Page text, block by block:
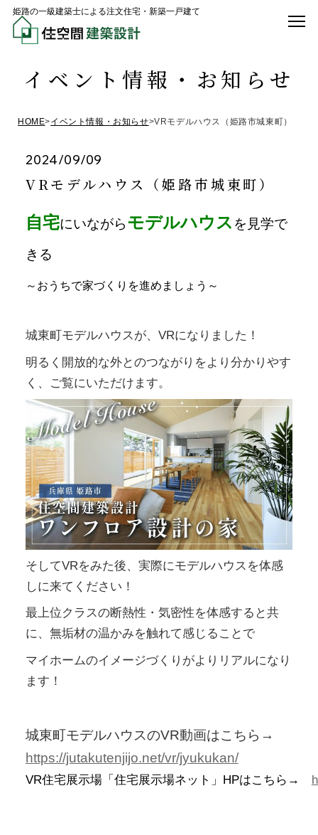
姫路の一級建築士による注文住宅・新築一戸建て
イベント情報・お知らせ
HOME>イベント情報・お知らせ>VRモデルハウス（姫路市城東町）
2024/09/09
VRモデルハウス（姫路市城東町）
自宅にいながらモデルハウス を見学で
きる
～ おうちで家づくりを進めましょう～
城東町モデルハウスが、VRになりました！
明るく開放的な外とのつながりをより分かりやす
く、ご覧にいただけます。
そしてVRをみた後、実際にモデルハウスを体感
しに来てください！
最上位クラスの断熱性・気密性を体感すると共
に、無垢材の温かみを触れて感じることで
マイホームのイメージづくりがよりリアルになり
ます！
城東町モデルハウスのVR動画はこちら→
https://jutakutenjijo.net/vr/jyukukan/
VR住宅展示場「住宅展示場ネット」HPはこちら→